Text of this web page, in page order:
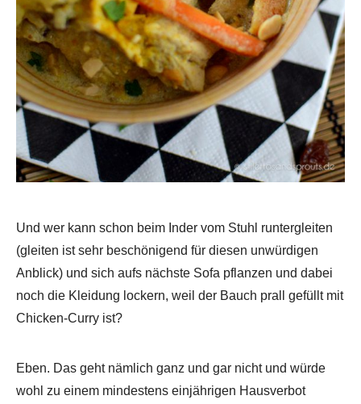
Und wer kann schon beim Inder vom Stuhl runtergleiten
(gleiten ist sehr beschönigend für diesen unwürdigen
Anblick) und sich aufs nächste Sofa pflanzen und dabei
noch die Kleidung lockern, weil der Bauch prall gefüllt mit
Chicken-Curry ist?
Eben. Das geht nämlich ganz und gar nicht und würde
wohl zu einem mindestens einjährigen Hausverbot